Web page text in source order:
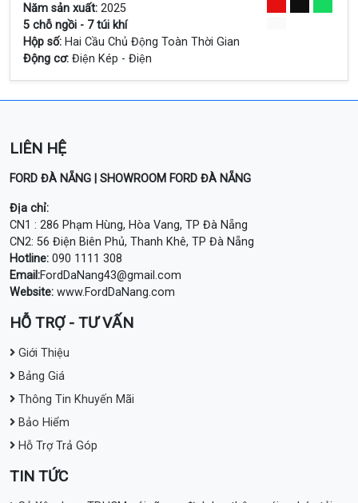
Năm sản xuất: 2025
5 chỗ ngồi - 7 túi khí
Hộp số: Hai Cầu Chủ Động Toàn Thời Gian
Động cơ: Điện Kép - Điện
LIÊN HỆ
FORD ĐÀ NẴNG | SHOWROOM FORD ĐÀ NẴNG
Địa chỉ:
CN1 : 286 Phạm Hùng, Hòa Vang, TP Đà Nẵng
CN2: 56 Điện Biên Phủ, Thanh Khê, TP Đà Nẵng
Hotline: 090 1111 308
Email:FordDaNang43@gmail.com
Website: www.FordDaNang.com
HỖ TRỢ - TƯ VẤN
Giới Thiệu
Bảng Giá
Thông Tin Khuyến Mãi
Bảo Hiểm
Hỗ Trợ Trả Góp
TIN TỨC